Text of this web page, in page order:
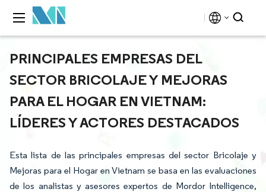
PRINCIPALES EMPRESAS DEL
SECTOR BRICOLAJE Y MEJORAS
PARA EL HOGAR EN VIETNAM:
LÍDERES Y ACTORES DESTACADOS
Esta lista de las principales empresas del sector Bricolaje y
Mejoras para el Hogar en Vietnam se basa en las evaluaciones
de los analistas y asesores expertos de Mordor Intelligence,